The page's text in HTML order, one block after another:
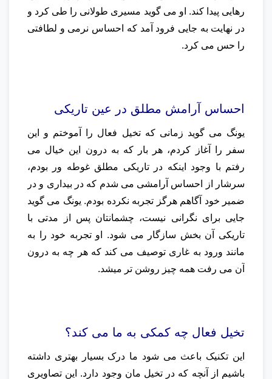
رهایی پیدا کند. او می گوید مسیری طولانی را طی کرد و
در نهایت به جایی فرود آمد که احساس نرمی و لطافتی
را حس می کرد.
احساس آرامش مطلق در عین تاریکی
یونگ می گوید زمانی که تخیل فعال را آموختم و این
سفر را آغاز کردم، هر بار که به درون این خیال می
رفتم با وجود اینکه در تاریکی مطلق غوطه ور بودم،
سرشار از احساس آرامشی می شدم که در بیداری و در
ضمیر خود آگاهم هرگز تجربه نکرده بودم. یونگ می گوید
جایی برای نگرانی نیست، چشمانتان پس از مدتی با
تاریکی آن بخش سازگار می شود. او تجربه خود را به
مانند ورود به غاری توصیف می کند که هر چه به درون
آن می رفت همه چیز روشن تر میشد.
تخیل فعال چه کمکی به ما می کند؟
این تکنیک باعث می شود ما درک بسیار بهتری داشته
باشیم از آنچه که در تخیل مان وجود دارد. این تصاویری